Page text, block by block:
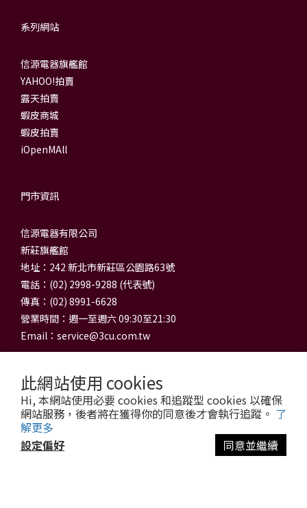
此網站使用 cookies
Hi, 本網站使用必要 cookies 和追蹤型 cookies 以確保
網站服務，後者將在獲得你的同意後才會執行追蹤。 了
解更多
設定偏好
同意並繼續
系列網站
信源電器旗艦館
YAHOO!拍賣
露天拍賣
蝦皮商城
蝦皮拍賣
iOpenMAll
門市資訊
信源電器有限公司
新莊旗艦館
地址：242 新北市新莊區公園路63號
電話：(02) 2998-9288 (代表號)
傳真：(02) 8991-6628
營業時間：週一至週六 09:30至21:30
Email： service@3cu.com.tw
信源電器有限公司 統一編號：84179325